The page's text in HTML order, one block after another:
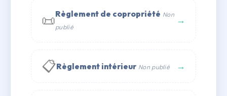
✉ Email
📜Règlement de copropriété Non
publié
→
📋Règlement intérieur Non publié →